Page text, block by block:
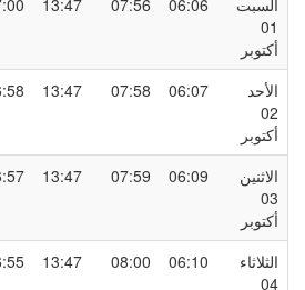
06:06
07:56
13:47
17:00
06:07
07:58
13:47
16:58
06:09
07:59
13:47
16:57
06:10
08:00
13:47
16:55